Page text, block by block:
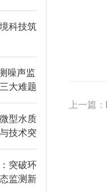
科技筑
噪声监
大难题
型水质
技术突
突破环
监测新
上一篇：